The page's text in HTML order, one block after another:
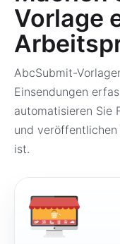
Vorlage
AbcSubmit-
Einsendungen
automatisieren Sie
und
ist.